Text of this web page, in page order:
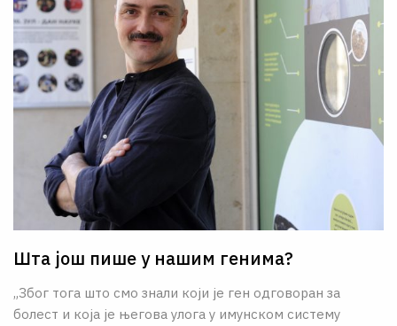
Шта још пише у нашим генима?
„Због тога што смо знали који је ген одговоран за
болест и која је његова улога у имунском систему